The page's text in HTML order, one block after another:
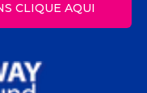
CLIQUE AQUI